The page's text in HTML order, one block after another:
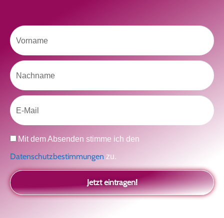
Like uns auf Facebook
Klicke hier, um Marketing-Cookies zu
akzeptieren und diesen Inhalt zu aktivieren
Vorname
Nachname
Email
Datenschutz
Mit dem Absenden stimme ich den
Datenschutzbestimmungen zu.
Jetzt eintragen!